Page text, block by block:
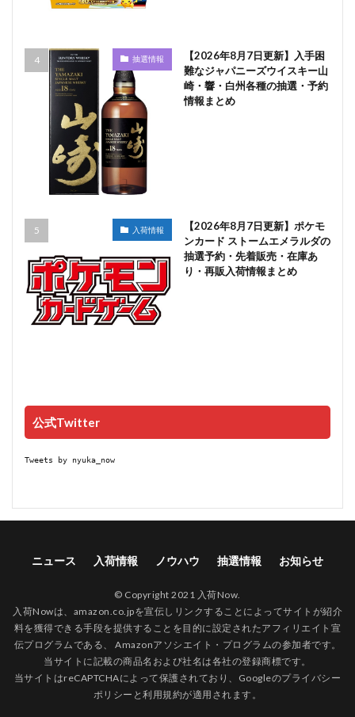
抽選情報
【2026年8月7日更新】入手困
難なジャパニーズウイスキー山
崎・響・白州各種の抽選・予約
情報まとめ
入荷情報
【2026年8月7日更新】ポケモ
ンカード ストームエメラルダの
抽選予約・先着販売・在庫あ
り・再販入荷情報まとめ
公式Twitter
Tweets by nyuka_now
ニュース 入荷情報 ノウハウ 抽選情報 お知らせ
© Copyright 2021 入荷Now.
入荷Nowは、amazon.co.jpを宣伝しリンクすることによってサイトが紹介
料を獲得できる手段を提供することを目的に設定されたアフィリエイト宣
伝プログラムである、 Amazonアソシエイト・プログラムの参加者です。
当サイトに記載の商品名および社名は各社の登録商標です。
当サイトはreCAPTCHAによって保護されており、Googleのプライバシー
ポリシー と利用規約が適用されます。